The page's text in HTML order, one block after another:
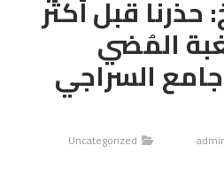
حذرنا قبل أكثر
المُضي
السراجي
Uncategorized